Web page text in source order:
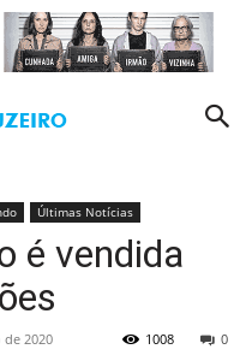
Últimas Notícias
é vendida
2020 0
1008